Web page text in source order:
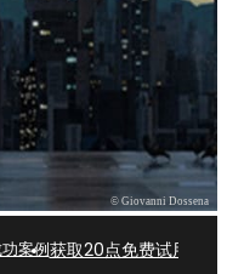
© Giovanni Dossena
案例 获取20点免费试用点数